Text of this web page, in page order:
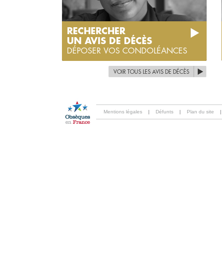
RECHERCHER
UN AVIS DE DÉCÈS
DÉPOSER VOS CONDOLÉANCES
VOIR TOUS LES AVIS DE DÉCÈS
Mentions légales | Défunts | Plan du site |